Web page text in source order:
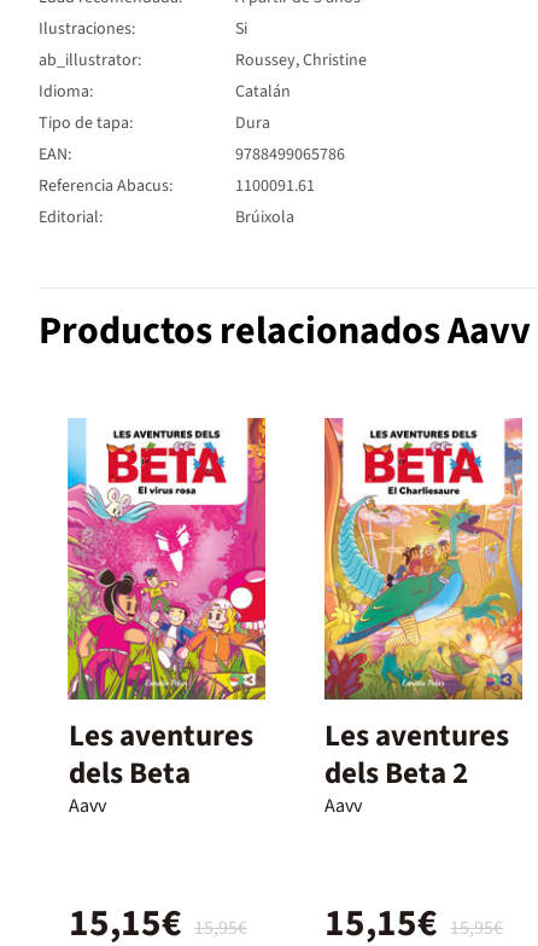
Ilustraciones:
Si
ab_illustrator:
Roussey, Christine
Idioma:
Catalán
Tipo de tapa:
Dura
EAN:
9788499065786
Referencia Abacus:
1100091.61
Editorial:
Brúixola
Productos relacionados Aavv
Les aventures
dels Beta
Aavv
15,95€
15,15€
Les aventures
dels Beta 2
Aavv
15,95€
15,15€